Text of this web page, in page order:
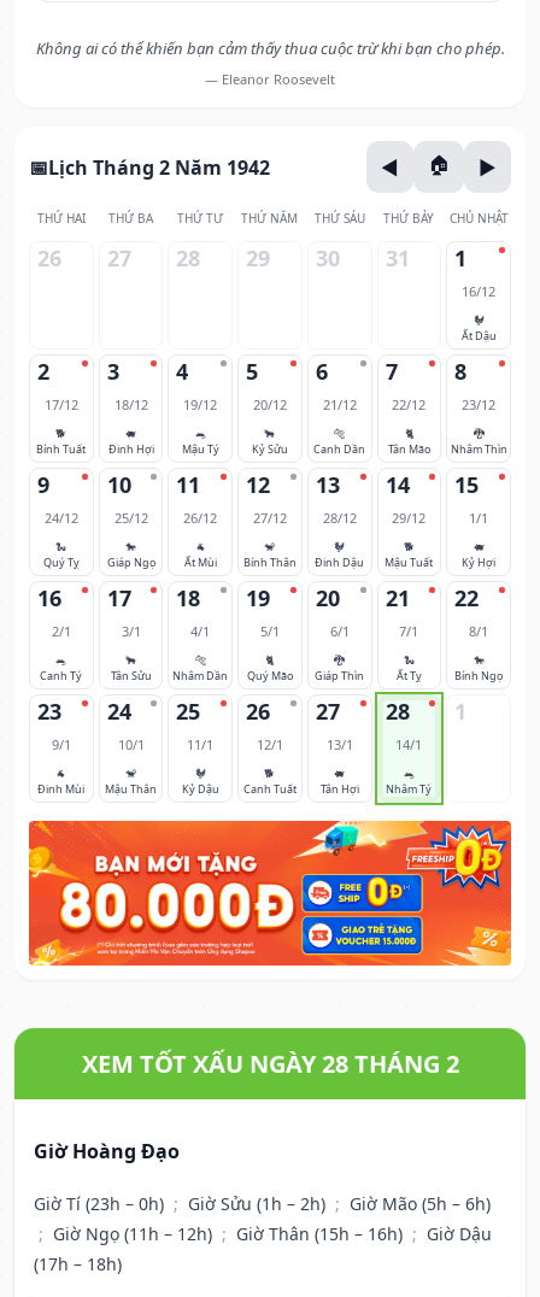
Không ai có thể khiến bạn cảm thấy thua cuộc trừ khi bạn cho phép.
— Eleanor Roosevelt
Lịch Tháng 2 Năm 1942
THỨ HAI THỨ BA THỨ TƯ THỨ NĂM THỨ SÁU THỨ BẢY CHỦ NHẬT
26 27 28 29 30 31 1
16/12
🐓
Ất Dậu
2
17/12
🐕
Bính Tuất
3
18/12
🐖
Đinh Hợi
4
19/12
🐀
Mậu Tý
5
20/12
🐂
Kỷ Sửu
6
21/12
🐅
Canh Dần
7
22/12
🐈
Tân Mão
8
23/12
🐉
Nhâm Thìn
9
24/12
🐍
Quý Tỵ
10
25/12
🐎
Giáp Ngọ
11
26/12
🐐
Ất Mùi
12
27/12
🐒
Bính Thân
13
28/12
🐓
Đinh Dậu
14
29/12
🐕
Mậu Tuất
15
1/1
🐖
Kỷ Hợi
16
2/1
🐀
Canh Tý
17
3/1
🐂
Tân Sửu
18
4/1
🐅
Nhâm Dần
19
5/1
🐈
Quý Mão
20
6/1
🐉
Giáp Thìn
21
7/1
🐍
Ất Tỵ
22
8/1
🐎
Bính Ngọ
23
9/1
🐐
Đinh Mùi
24
10/1
🐒
Mậu Thân
25
11/1
🐓
Kỷ Dậu
26
12/1
🐕
Canh Tuất
27
13/1
🐖
Tân Hợi
28
14/1
🐀
Nhâm Tý
1
XEM TỐT XẤU NGÀY 28 THÁNG 2
Giờ Hoàng Đạo
Giờ Tí (23h – 0h) ; Giờ Sửu (1h – 2h) ; Giờ Mão (5h – 6h)
; Giờ Ngọ (11h – 12h) ; Giờ Thân (15h – 16h) ; Giờ Dậu
(17h – 18h)